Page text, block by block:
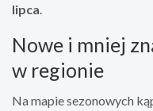
lipca
Nowe i mniej
w regionie
Na mapie sezonowych